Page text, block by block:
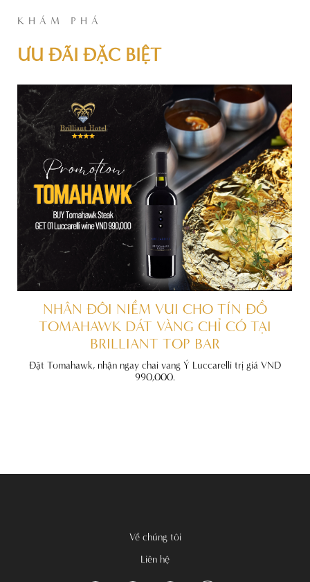
KHÁM PHÁ
ƯU ĐÃI ĐẶC BIỆT
NHÂN ĐÔI NIỀM VUI CHO TÍN ĐỒ
TOMAHAWK DÁT VÀNG CHỈ CÓ TẠI
BRILLIANT TOP BAR
Đặt Tomahawk, nhận ngay chai vang Ý Luccarelli trị giá VND
990,000.
Về chúng tôi
Liên hệ